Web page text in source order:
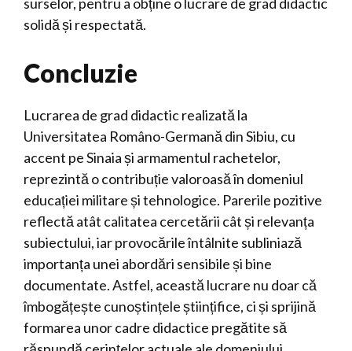
solidă și respectată.
Concluzie
Lucrarea de grad didactic realizată la
Universitatea Româno-Germană din Sibiu, cu
accent pe Sinaia și armamentul rachetelor,
reprezintă o contribuție valoroasă în domeniul
educației militare și tehnologice. Parerile pozitive
reflectă atât calitatea cercetării cât și relevanța
subiectului, iar provocările întâlnite subliniază
importanța unei abordări sensibile și bine
documentate. Astfel, această lucrare nu doar că
îmbogățește cunoștințele științifice, ci și sprijină
formarea unor cadre didactice pregătite să